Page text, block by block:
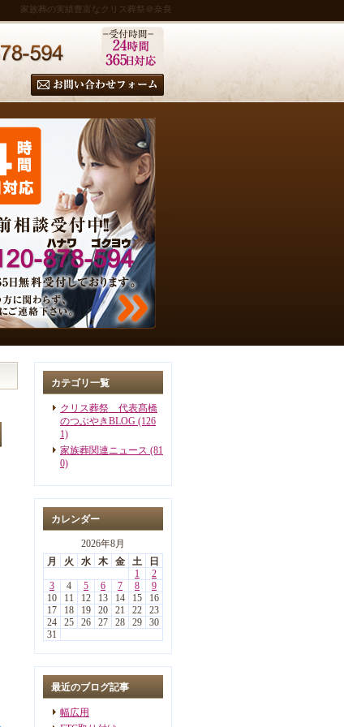
家族葬の実績豊富なクリス葬祭＠奈良
カテゴリ一覧
クリス葬祭 代表髙橋
のつぶやきBLOG (126
1)
家族葬関連ニュース (81
0)
カレンダー
2026年8月
月
火 水 木 金 土
日
1
2
3
4 5 6 7 8
9
10
11 12 13 14 15
16
17
18 19 20 21 22
23
24
25 26 27 28 29
30
31
最近のブログ記事
幅広用